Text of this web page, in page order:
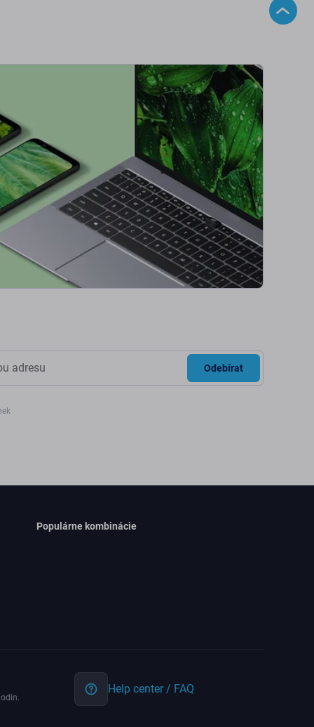
Odebírat
Populárne kombinácie
Help center / FAQ